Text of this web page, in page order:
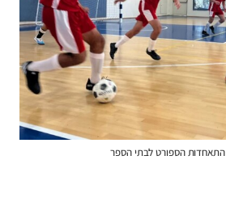
התאחדות הספורט לבתי הספר